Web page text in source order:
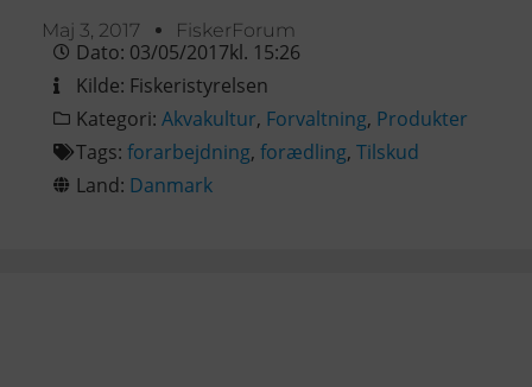
Maj 3, 2017 FiskerForum
Dato: 03/05/2017kl. 15:26
Kilde: Fiskeristyrelsen
Kategori: Akvakultur, Forvaltning, Produkter
Tags: forarbejdning, forædling, Tilskud
Land: Danmark